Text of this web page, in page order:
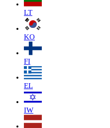
LT
KO
FI
EL
IW